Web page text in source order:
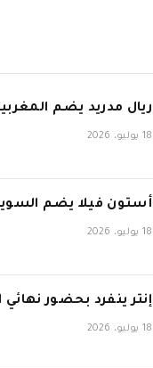
ريال مدريد يضم
18 يوليو، 2026
أستون فيلا يضم
18 يوليو، 2026
إنتر ينفرد بحضور نهائي
18 يوليو، 2026